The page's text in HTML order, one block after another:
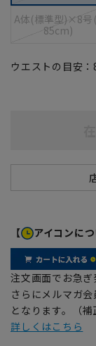
A体(標準型)×8号
85cm)
ウエストの目安：
【 アイコンにつ
注文画面でお急ぎ
さらにメルマガ
となります。（補
詳しくはこちら